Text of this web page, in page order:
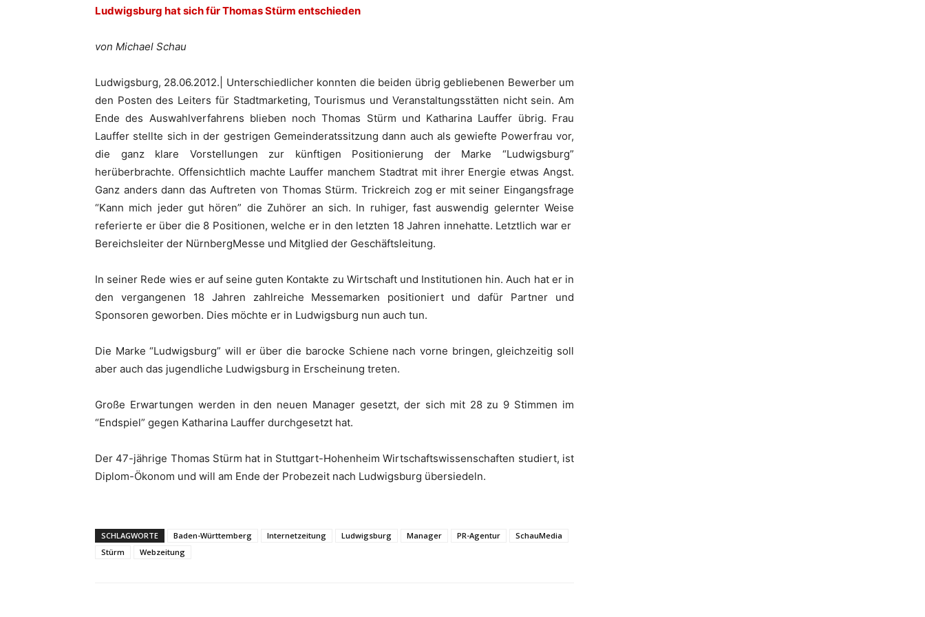
Ludwigsburg hat sich für Thomas Stürm entschieden
von Michael Schau
Ludwigsburg, 28.06.2012.| Unterschiedlicher konnten die beiden übrig gebliebenen Bewerber um
den Posten des Leiters für Stadtmarketing, Tourismus und Veranstaltungsstätten nicht sein. Am
Ende des Auswahlverfahrens blieben noch Thomas Stürm und Katharina Lauffer übrig. Frau
Lauffer stellte sich in der gestrigen Gemeinderatssitzung dann auch als gewiefte Powerfrau vor,
die ganz klare Vorstellungen zur künftigen Positionierung der Marke “Ludwigsburg”
herüberbrachte. Offensichtlich machte Lauffer manchem Stadtrat mit ihrer Energie etwas Angst.
Ganz anders dann das Auftreten von Thomas Stürm. Trickreich zog er mit seiner Eingangsfrage
“Kann mich jeder gut hören” die Zuhörer an sich. In ruhiger, fast auswendig gelernter Weise
referierte er über die 8 Positionen, welche er in den letzten 18 Jahren innehatte. Letztlich war er
Bereichsleiter der NürnbergMesse und Mitglied der Geschäftsleitung.
In seiner Rede wies er auf seine guten Kontakte zu Wirtschaft und Institutionen hin. Auch hat er in
den vergangenen 18 Jahren zahlreiche Messemarken positioniert und dafür Partner und
Sponsoren geworben. Dies möchte er in Ludwigsburg nun auch tun.
Die Marke “Ludwigsburg” will er über die barocke Schiene nach vorne bringen, gleichzeitig soll
aber auch das jugendliche Ludwigsburg in Erscheinung treten.
Große Erwartungen werden in den neuen Manager gesetzt, der sich mit 28 zu 9 Stimmen im
“Endspiel” gegen Katharina Lauffer durchgesetzt hat.
Der 47-jährige Thomas Stürm hat in Stuttgart-Hohenheim Wirtschaftswissenschaften studiert, ist
Diplom-Ökonom und will am Ende der Probezeit nach Ludwigsburg übersiedeln.
SCHLAGWORTE Baden-Württemberg Internetzeitung Ludwigsburg Manager PR-Agentur
SchauMedia
Stürm
Webzeitung